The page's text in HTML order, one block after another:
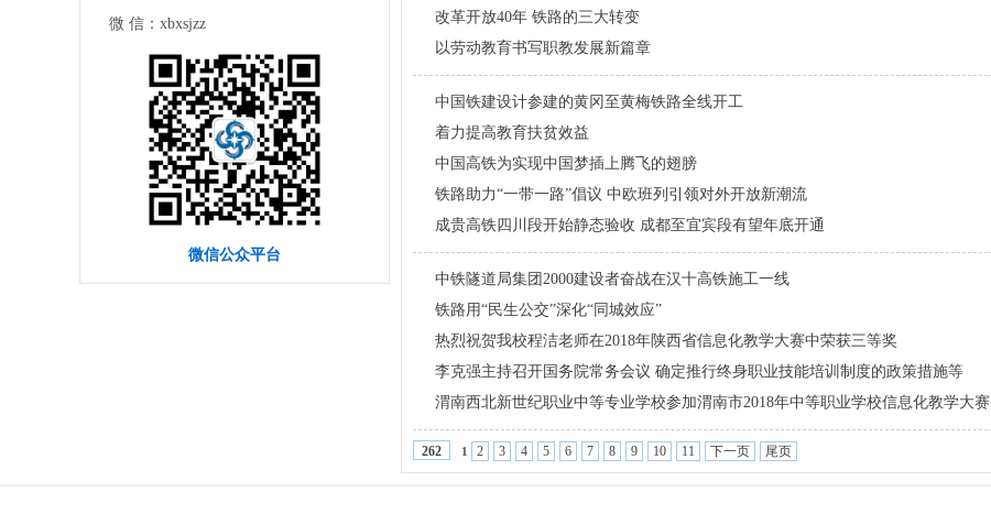
微 信： xbxsjzz
微信公众平台
改革开放40年 铁路的三大转变
以劳动教育书写职教发展新篇章
中国铁建设计参建的黄冈至黄梅铁路全线开工
着力提高教育扶贫效益
中国高铁为实现中国梦插上腾飞的翅膀
铁路助力“一带一路”倡议 中欧班列引领对外开放新潮流
成贵高铁四川段开始静态验收 成都至宜宾段有望年底开通
中铁隧道局集团2000建设者奋战在汉十高铁施工一线
铁路用“民生公交”深化“同城效应”
热烈祝贺我校程洁老师在2018年陕西省信息化教学大赛中荣获三等奖
李克强主持召开国务院常务会议 确定推行终身职业技能培训制度的政策措施等
渭南西北新世纪职业中等专业学校参加渭南市2018年中等职业学校信息化教学大赛
262 1 2 3 4 5 6 7 8 9 10 11 下一页 尾页